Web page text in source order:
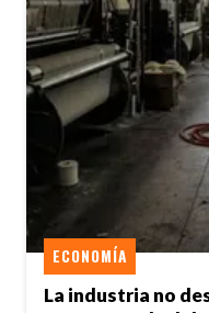
La industria no
ECONOMÍA